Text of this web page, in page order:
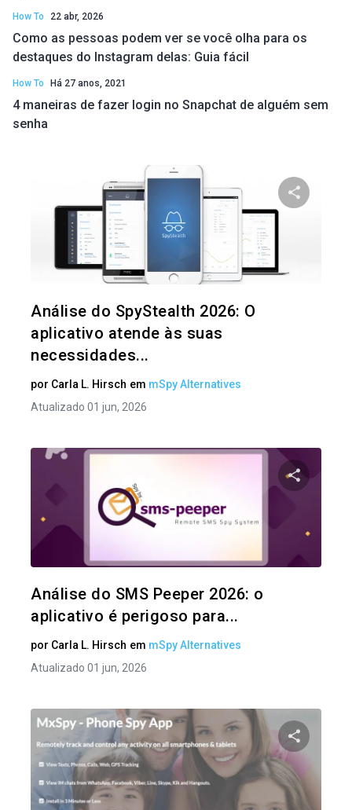
How To 22 abr, 2026
Como as pessoas podem ver se você olha para os
destaques do Instagram delas: Guia fácil
How To Há 27 anos, 2021
4 maneiras de fazer login no Snapchat de alguém sem
senha
Análise do SpyStealth 2026: O
aplicativo atende às suas
necessidades...
por Carla L. Hirsch em mSpy Alternatives
Atualizado 01 jun, 2026
Análise do SMS Peeper 2026: o
aplicativo é perigoso para...
por Carla L. Hirsch em mSpy Alternatives
Atualizado 01 jun, 2026